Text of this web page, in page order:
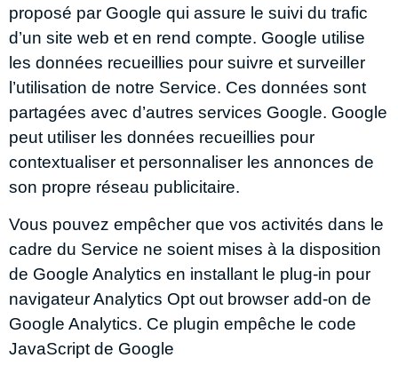
proposé par Google qui assure le suivi du trafic
d’un site web et en rend compte. Google utilise
les données recueillies pour suivre et surveiller
l’utilisation de notre Service. Ces données sont
partagées avec d’autres services Google. Google
peut utiliser les données recueillies pour
contextualiser et personnaliser les annonces de
son propre réseau publicitaire.
Vous pouvez empêcher que vos activités dans le
cadre du Service ne soient mises à la disposition
de Google Analytics en installant le plug-in pour
navigateur Analytics Opt out browser add-on de
Google Analytics. Ce plugin empêche le code
JavaScript de Google